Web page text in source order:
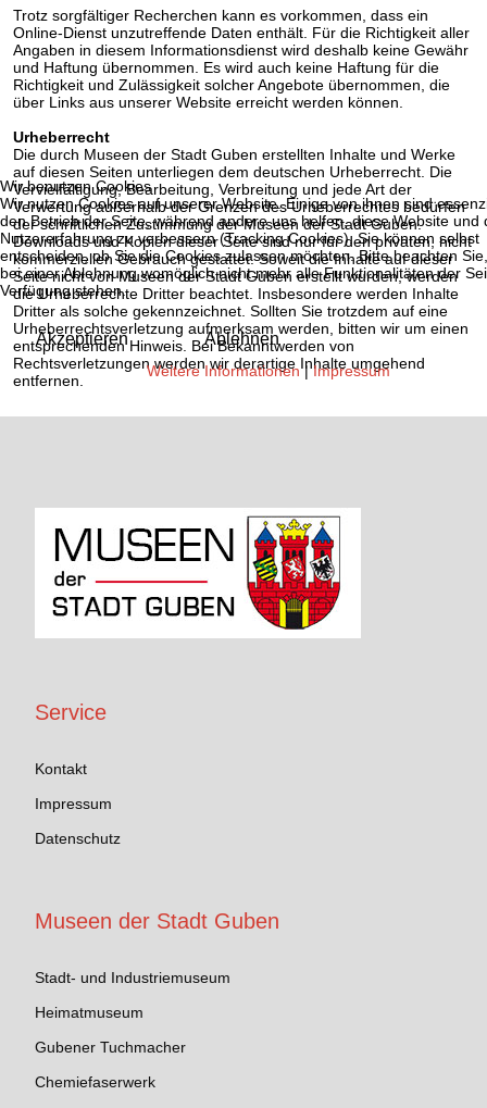
Trotz sorgfältiger Recherchen kann es vorkommen, dass ein
Online-Dienst unzutreffende Daten enthält. Für die Richtigkeit aller
Angaben in diesem Informationsdienst wird deshalb keine Gewähr
und Haftung übernommen. Es wird auch keine Haftung für die
Richtigkeit und Zulässigkeit solcher Angebote übernommen, die
über Links aus unserer Website erreicht werden können.
Urheberrecht
Die durch Museen der Stadt Guben erstellten Inhalte und Werke
auf diesen Seiten unterliegen dem deutschen Urheberrecht. Die
Vervielfältigung, Bearbeitung, Verbreitung und jede Art der
Verwertung außerhalb der Grenzen des Urheberrechtes bedürfen
der schriftlichen Zustimmung der Museen der Stadt Guben.
Downloads und Kopien dieser Seite sind nur für den privaten, nicht
kommerziellen Gebrauch gestattet. Soweit die Inhalte auf dieser
Seite nicht von Museen der Stadt Guben erstellt wurden, werden
die Urheberrechte Dritter beachtet. Insbesondere werden Inhalte
Dritter als solche gekennzeichnet. Sollten Sie trotzdem auf eine
Urheberrechtsverletzung aufmerksam werden, bitten wir um einen
entsprechenden Hinweis. Bei Bekanntwerden von
Rechtsverletzungen werden wir derartige Inhalte umgehend
entfernen.
Service
Kontakt
Impressum
Datenschutz
Museen der Stadt Guben
Stadt- und Industriemuseum
Heimatmuseum
Gubener Tuchmacher
Chemiefaserwerk
Wir benutzen Cookies
Wir nutzen Cookies auf unserer Website. Einige von ihnen sind
den Betrieb der Seite, während andere uns helfen, diese Website und
Nutzererfahrung zu verbessern (Tracking Cookies). Sie können selbst
entscheiden, ob Sie die Cookies zulassen möchten. Bitte beachten
bei einer Ablehnung womöglich nicht mehr alle Funktionalitäten der
Verfügung stehen.
Akzeptieren Ablehnen
Weitere Informationen|Impressum